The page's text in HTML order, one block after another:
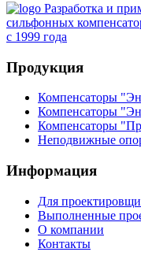
Разработка и
сильфонных
с 1999 года
Продукция
Компенсаторы
Компенсаторы
Компенсаторы
Неподвижные
Информация
Для
Выполненные
О компании
Контакты